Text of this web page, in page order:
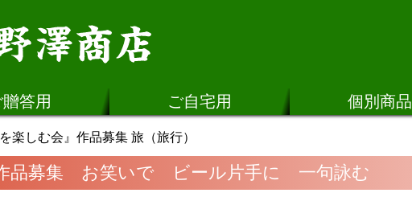
贈答用 ご自宅用 個別商品
楽しむ会』作品募集 旅（旅行）
作品募集 お笑いで ビール片手に 一句詠む